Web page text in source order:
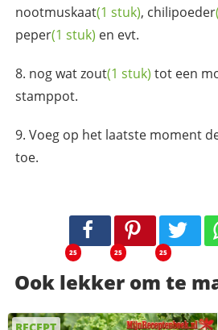
nootmuskaat(1 stuk), chilipoeder
peper(1 stuk) en evt.
nog watzout(1 stuk) tot een
stamppot.
Voeg op het laatste moment
toe.
25 25 25
Ook lekker om te
RECEPT